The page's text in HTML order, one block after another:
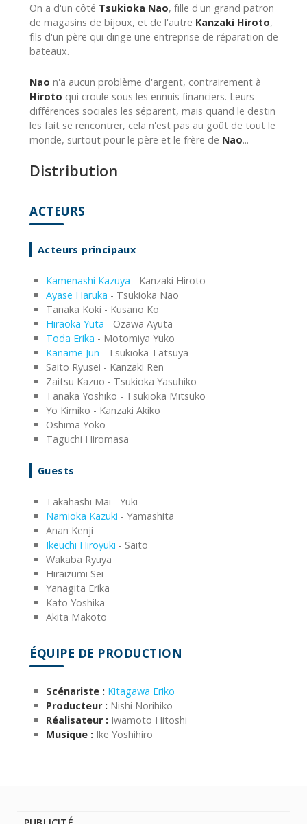
On a d'un côté Tsukioka Nao, fille d'un grand patron
de magasins de bijoux, et de l'autre Kanzaki Hiroto,
fils d'un père qui dirige une entreprise de réparation de
bateaux.
Nao n'a aucun problème d'argent, contrairement à
Hiroto qui croule sous les ennuis financiers. Leurs
différences sociales les séparent, mais quand le destin
les fait se rencontrer, cela n'est pas au goût de tout le
monde, surtout pour le père et le frère de Nao...
Distribution
ACTEURS
Acteurs principaux
Kamenashi Kazuya - Kanzaki Hiroto
Ayase Haruka - Tsukioka Nao
Tanaka Koki - Kusano Ko
Hiraoka Yuta - Ozawa Ayuta
Toda Erika - Motomiya Yuko
Kaname Jun - Tsukioka Tatsuya
Saito Ryusei - Kanzaki Ren
Zaitsu Kazuo - Tsukioka Yasuhiko
Tanaka Yoshiko - Tsukioka Mitsuko
Yo Kimiko - Kanzaki Akiko
Oshima Yoko
Taguchi Hiromasa
Guests
Takahashi Mai - Yuki
Namioka Kazuki - Yamashita
Anan Kenji
Ikeuchi Hiroyuki - Saito
Wakaba Ryuya
Hiraizumi Sei
Yanagita Erika
Kato Yoshika
Akita Makoto
ÉQUIPE DE PRODUCTION
Scénariste : Kitagawa Eriko
Producteur : Nishi Norihiko
Réalisateur : Iwamoto Hitoshi
Musique : Ike Yoshihiro